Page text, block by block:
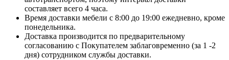
составляет всего 4 часа.
Время доставки мебели с 8:00 до 19:00 ежедневно, кроме
понедельника.
Доставка производится по предварительному
согласованию с Покупателем заблаговременно (за 1 -2
дня) сотрудником службы доставки.